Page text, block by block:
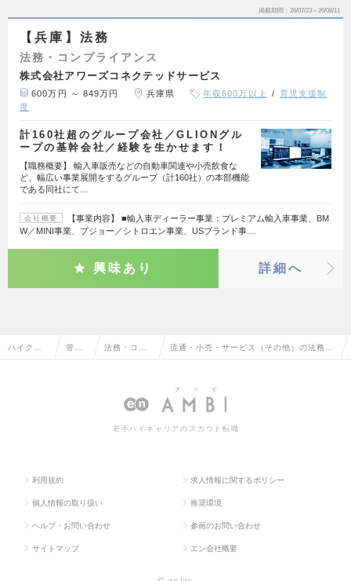
掲載期間 26/07/23～26/08/11
【兵庫】法務
法務・コンプライアンス
株式会社アワーズコネクテッドサービス
600万円 ～ 849万円 兵庫県 年収600万以上
育児支援制
度
計160社超のグループ会社／GLIONグル
ープの基幹会社／経験を生かせます！
【職務概要】 輸入車販売などの自動車関連や小売飲食な
ど、幅広い事業展開をするグループ（計160社）の本部機能
である同社にて…
会社概要
【事業内容】 ■輸入車ディーラー事業：プレミアム輸入車事業、BM
W／MINI事業、プジョー／シトロエン事業、USブランド事…
興味あり 詳細へ
ハイクラ 管理 法務・コン 流通・小売・サービス（その他）の法務・
若手ハイキャリアのスカウト転職
利用規約 求人情報に関するポリシー
個人情報の取り扱い 推奨環境
ヘルプ・お問い合わせ 参画のお問い合わせ
サイトマップ エン会社概要